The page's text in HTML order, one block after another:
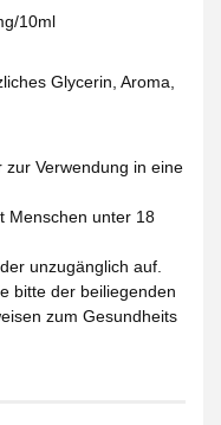
10ml
Glycerin, Aroma,
zur Verwendung in eine
Menschen unter 18
unzugänglich auf.
bitte der beiliegenden
zum Gesundheits